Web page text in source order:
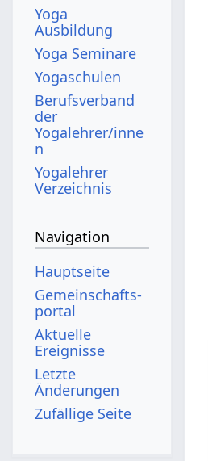
Yoga
Ausbildung
Yoga Seminare
Yogaschulen
Berufsverband
der
Yogalehrer/inne
n
Yogalehrer
Verzeichnis
Navigation
Hauptseite
Gemeinschafts­
portal
Aktuelle
Ereignisse
Letzte
Änderungen
Zufällige Seite